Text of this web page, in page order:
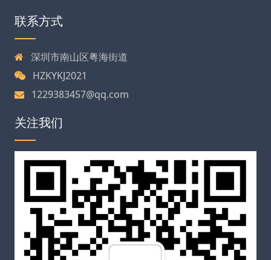
联系方式
深圳市南山区粤海街道
HZKYKJ2021
1229383457@qq.com
关注我们